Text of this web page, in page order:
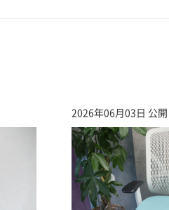
2026年06月03日 公開